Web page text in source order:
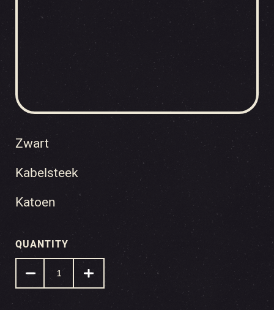
Zwart
Kabelsteek
Katoen
QUANTITY